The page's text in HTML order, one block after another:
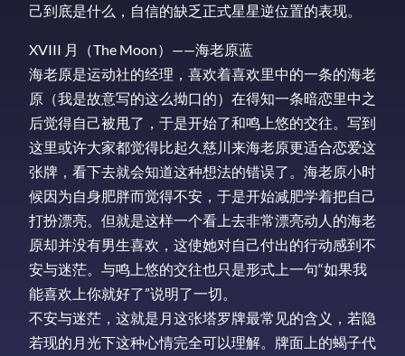
己到底是什么，自信的缺乏正式星星逆位置的表现。
XVIII 月（The Moon）——海老原蓝
海老原是运动社的经理，喜欢着喜欢里中的一条的海老
原（我是故意写的这么拗口的）在得知一条暗恋里中之
后觉得自己被甩了，于是开始了和鸣上悠的交往。写到
这里或许大家都觉得比起久慈川来海老原更适合恋爱这
张牌，看下去就会知道这种想法的错误了。海老原小时
候因为自身肥胖而觉得不安，于是开始减肥学着把自己
打扮漂亮。但就是这样一个看上去非常漂亮动人的海老
原却并没有男生喜欢，这使她对自己付出的行动感到不
安与迷茫。与鸣上悠的交往也只是形式上一句“如果我
能喜欢上你就好了”说明了一切。
不安与迷茫，这就是月这张塔罗牌最常见的含义，若隐
若现的月光下这种心情完全可以理解。牌面上的蝎子代